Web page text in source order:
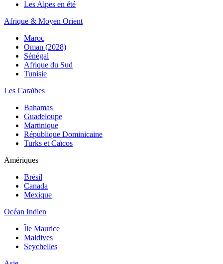
Les Alpes en été
Afrique & Moyen Orient
Maroc
Oman (2028)
Sénégal
Afrique du Sud
Tunisie
Les Caraïbes
Bahamas
Guadeloupe
Martinique
République Dominicaine
Turks et Caïcos
Amériques
Brésil
Canada
Mexique
Océan Indien
Île Maurice
Maldives
Seychelles